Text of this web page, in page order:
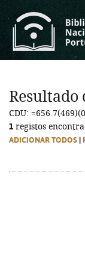
Resultado
CDU:
1 registos
ADICIONAR TODOS